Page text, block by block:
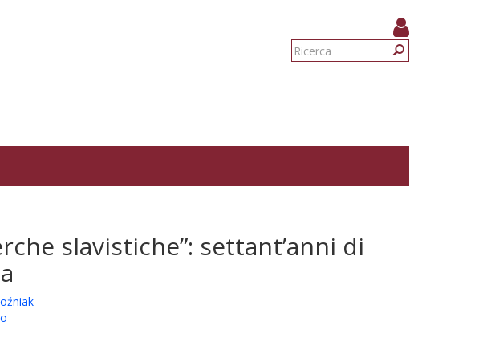
Form
slavistiche”: settant’anni di